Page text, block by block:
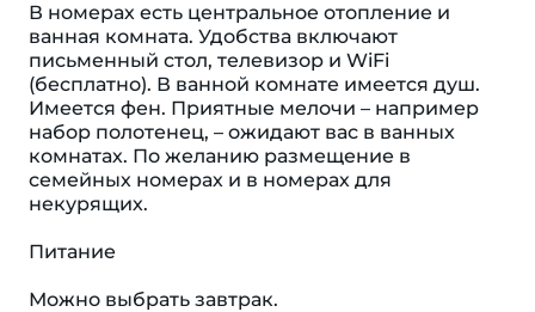
В номерах есть центральное отопление и
ванная комната. Удобства включают
письменный стол, телевизор и WiFi
(бесплатно). В ванной комнате имеется душ.
Имеется фен. Приятные мелочи – например
набор полотенец, – ожидают вас в ванных
комнатах. По желанию размещение в
семейных номерах и в номерах для
некурящих.
Питание
Можно выбрать завтрак.